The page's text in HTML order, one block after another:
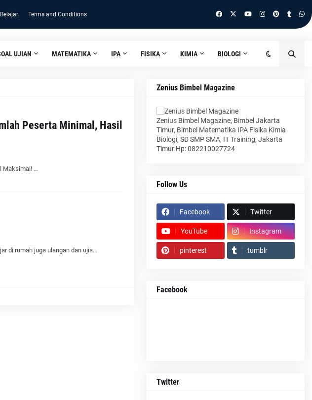
Terms and Conditions
UJIAN MATEMATIKA IPA FISIKA KIMIA BIOLOGI
Peserta Minimal, Hasil
Maksimal! …
di rumah juga ulangan dan ujia…
Zenius Bimbel Magazine
Zenius Bimbel Magazine, Bimbel Jakarta
Timur, Bimbel Matematika IPA Fisika Kimia
Biologi, SD SMP SMA, IT Training, Jakarta
Timur Hp: 082210027724
Follow Us
Facebook Twitter
YouTube Instagram
pinterest tumblr
Facebook
Twitter